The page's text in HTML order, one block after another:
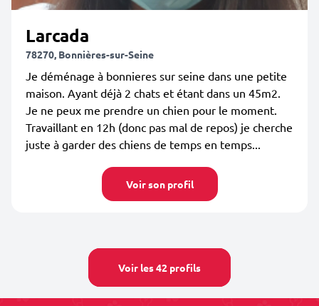
Larcada
78270, Bonnières-sur-Seine
Je déménage à bonnieres sur seine dans une petite
maison. Ayant déjà 2 chats et étant dans un 45m2.
Je ne peux me prendre un chien pour le moment.
Travaillant en 12h (donc pas mal de repos) je cherche
juste à garder des chiens de temps en temps...
Voir son profil
Voir les 42 profils